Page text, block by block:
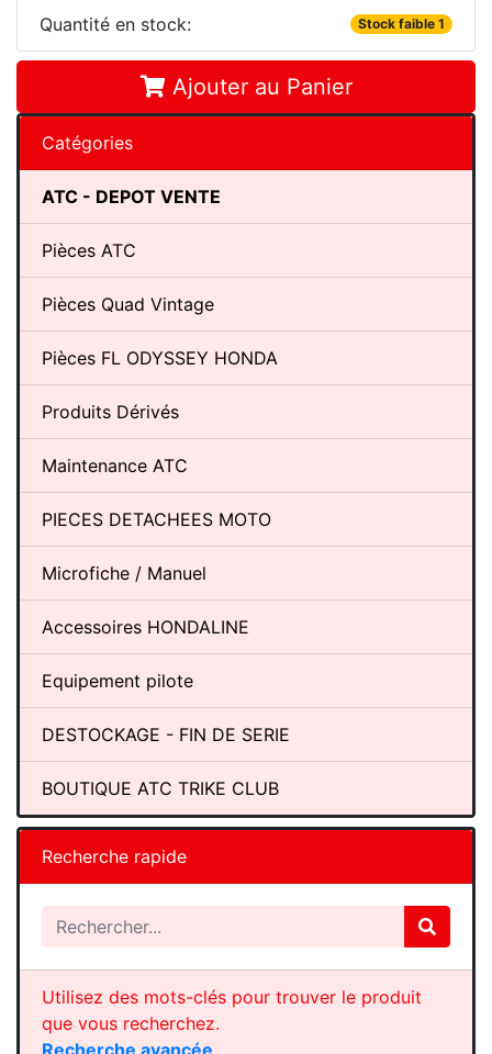
Quantité en stock: Stock faible 1
Ajouter au Panier
Catégories
ATC - DEPOT VENTE
Pièces ATC
Pièces Quad Vintage
Pièces FL ODYSSEY HONDA
Produits Dérivés
Maintenance ATC
PIECES DETACHEES MOTO
Microfiche / Manuel
Accessoires HONDALINE
Equipement pilote
DESTOCKAGE - FIN DE SERIE
BOUTIQUE ATC TRIKE CLUB
Recherche rapide
Utilisez des mots-clés pour trouver le produit
que vous recherchez.
Recherche avancée